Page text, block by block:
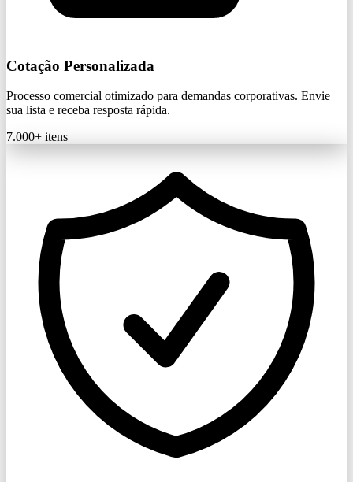
Cotação Personalizada
Processo comercial otimizado para demandas corporativas. Envie
sua lista e receba resposta rápida.
7.000+ itens